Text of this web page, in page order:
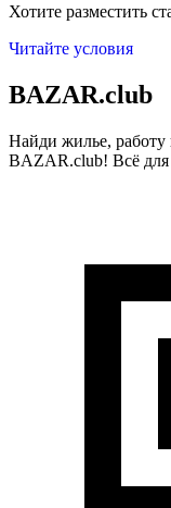
Хотите разместить
Читайте условия
BAZAR.club
Найди жилье,
BAZAR.club! Всё